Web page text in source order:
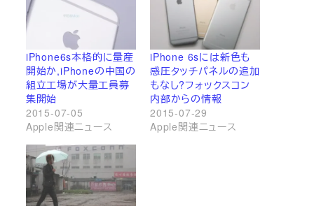
iPhone6s本格的に量産
開始か,iPhoneの中国の
組立工場が大量工員募
集開始
2015-07-05
Apple関連ニュース
iPhone 6sには新色も
感圧タッチパネルの追加
もなし?フォックスコン
内部からの情報
2015-07-29
Apple関連ニュース